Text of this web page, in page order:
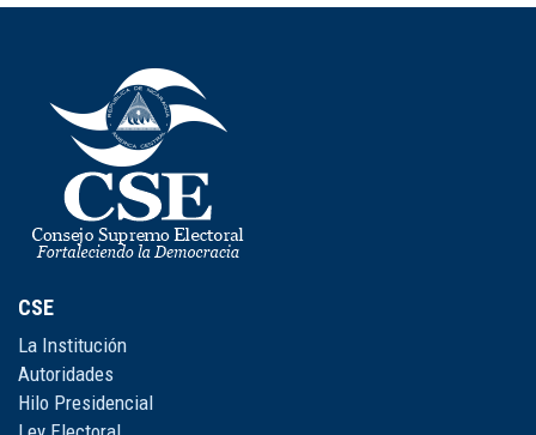
CSE
La Institución
Autoridades
Hilo Presidencial